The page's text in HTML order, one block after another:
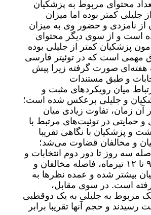
محتوای مربوط به پزشکیان
از جلیلی کمتر بوده اما میزان
از نامزدی و حضور وی به میزان
است و از سوی دیگر محتوای
پزشکیان کمتر از جلیلی بوده
مهمی است که در توئیتر فارسی
هفته‌ای صورت گرفته زیرا پیش
و طبق مستندات
میان رویکردهای مثبت و
و جلیلی برعکس شده است؛
آن زمان، تفاوت زیادی میان
و حمایتی در توئیت‌های مرتبط با
و پزشکیان با نگاهی تقریبا
و مخالفان قضاوت می‌شد؛
سه روز تا دور دوم انتخابات و
در بازه زمانی ۹ تا ۱۲ تیرماه، فاصله مخالفان و
بیشتر شده و عمده نظرها به
است. در سوی مقابل،
مربوط به جلیلی به یک دوقطبی
و حجم آنها تقریبا برابر